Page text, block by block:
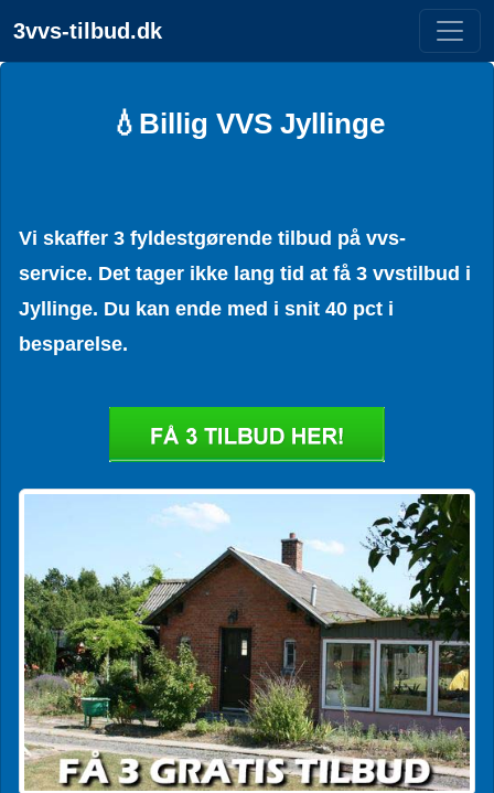
3vvs-tilbud.dk
💧Billig VVS Jyllinge
Vi skaffer 3 fyldestgørende tilbud på vvs-
service. Det tager ikke lang tid at få 3 vvstilbud i
Jyllinge. Du kan ende med i snit 40 pct i
besparelse.